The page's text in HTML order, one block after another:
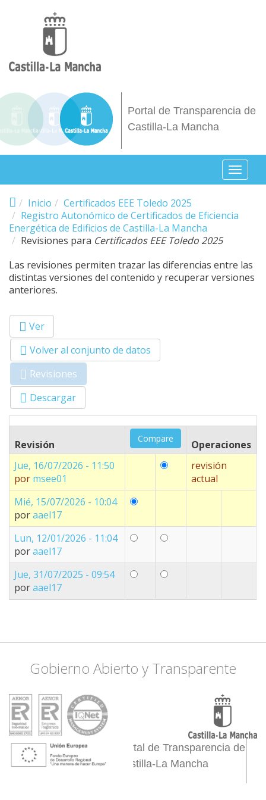
Portal de Transparencia de
Castilla-La Mancha
Toggle
Inicio
Certificados EEE Toledo 2025
Registro Autonómico de Certificados de Eficiencia
Energética de Edificios de Castilla-La Mancha
Revisiones para Certificados EEE Toledo 2025
Las revisiones permiten trazar las diferencias entre las
distintas versiones del contenido y recuperar versiones
anteriores.
Primary tabs
Ver
Volver al conjunto de datos
Revisiones
activa)
Descargar
Revisión
Operaciones
Jue, 16/07/2026 - 11:50
por msee01
revisión
actual
Mié, 15/07/2026 - 10:04
poraael17
Lun, 12/01/2026 - 11:04
poraael17
Jue, 31/07/2025 - 09:54
poraael17
Gobierno Abierto y Transparente
Portal de Transparencia de
Castilla-La Mancha